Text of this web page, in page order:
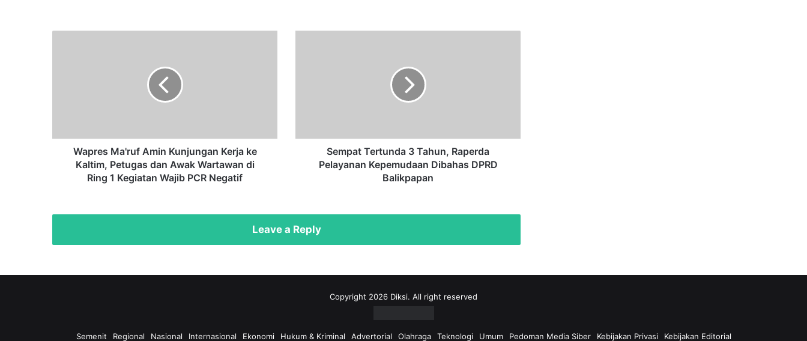
dan
Wartawan
Kegiatan
Wapres Ma'ruf Amin Kunjungan Kerja ke
Kaltim, Petugas dan Awak Wartawan di
Ring 1 Kegiatan Wajib PCR Negatif
DPRD
BalikpapanSempat Tertunda 3 Tahun, Raperda
Pelayanan Kepemudaan Dibahas DPRD
Balikpapan
Leave a Reply
Copyright 2026 Diksi. All right reserved
Semenit Regional Nasional Internasional Ekonomi Hukum & Kriminal Advertorial Olahraga Teknologi Umum Pedoman Media Siber Kebijakan Privasi Kebijakan Editorial